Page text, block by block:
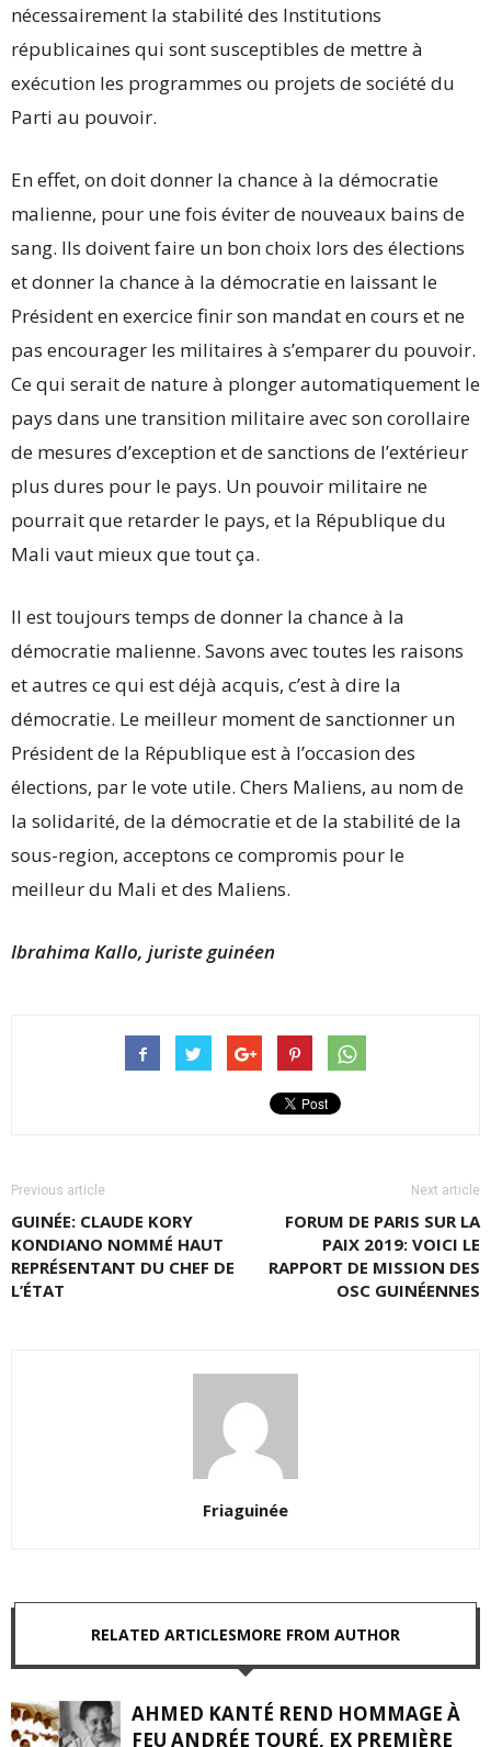
nécessairement la stabilité des Institutions
républicaines qui sont susceptibles de mettre à
exécution les programmes ou projets de société du
Parti au pouvoir.
En effet, on doit donner la chance à la démocratie
malienne, pour une fois éviter de nouveaux bains de
sang. Ils doivent faire un bon choix lors des élections
et donner la chance à la démocratie en laissant le
Président en exercice finir son mandat en cours et ne
pas encourager les militaires à s’emparer du pouvoir.
Ce qui serait de nature à plonger automatiquement le
pays dans une transition militaire avec son corollaire
de mesures d’exception et de sanctions de l’extérieur
plus dures pour le pays. Un pouvoir militaire ne
pourrait que retarder le pays, et la République du
Mali vaut mieux que tout ça.
Il est toujours temps de donner la chance à la
démocratie malienne. Savons avec toutes les raisons
et autres ce qui est déjà acquis, c’est à dire la
démocratie. Le meilleur moment de sanctionner un
Président de la République est à l’occasion des
élections, par le vote utile. Chers Maliens, au nom de
la solidarité, de la démocratie et de la stabilité de la
sous-region, acceptons ce compromis pour le
meilleur du Mali et des Maliens.
Ibrahima Kallo, juriste guinéen
Previous article
GUINÉE: CLAUDE KORY
KONDIANO NOMMÉ HAUT
REPRÉSENTANT DU CHEF DE
L’ÉTAT
Next article
FORUM DE PARIS SUR LA
PAIX 2019: VOICI LE
RAPPORT DE MISSION DES
OSC GUINÉENNES
Friaguinée
RELATED ARTICLESMORE FROM AUTHOR
AHMED KANTÉ REND HOMMAGE À
FEU ANDRÉE TOURÉ, EX PREMIÈRE